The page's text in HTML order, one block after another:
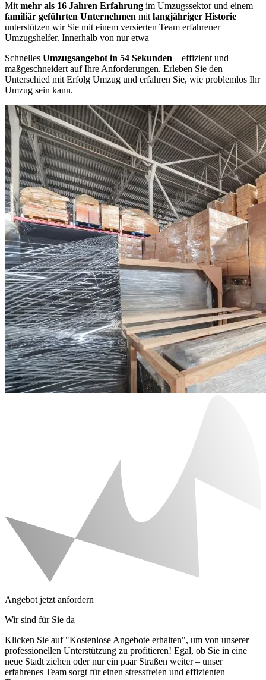
Mit mehr als 16 Jahren Erfahrung im Umzugssektor und einem
familiär geführten Unternehmen mit langjähriger Historie
unterstützen wir Sie mit einem versierten Team erfahrener
Umzugshelfer. Innerhalb von nur etwa
Schnelles Umzugsangebot in 54 Sekunden – effizient und
maßgeschneidert auf Ihre Anforderungen. Erleben Sie den
Unterschied mit Erfolg Umzug und erfahren Sie, wie problemlos Ihr
Umzug sein kann.
Angebot jetzt anfordern
Wir sind für Sie da
Klicken Sie auf "Kostenlose Angebote erhalten", um von unserer
professionellen Unterstützung zu profitieren! Egal, ob Sie in eine
neue Stadt ziehen oder nur ein paar Straßen weiter – unser
erfahrenes Team sorgt für einen stressfreien und effizienten